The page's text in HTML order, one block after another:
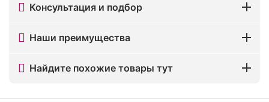
Консультация и подбор
Наши преимущества
Найдите похожие товары тут